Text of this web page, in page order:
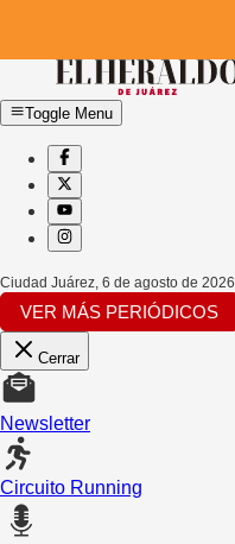
Toggle Menu
Ciudad Juárez 6 de agosto de 2026
VER MÁS PERIÓDICOS
Cerrar
Newsletter
Circuito Running